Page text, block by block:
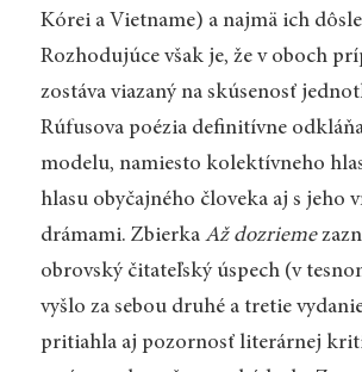
Kórei a Vietname) a najmä ich
Rozhodujúce však je, že v oboch
zostáva viazaný na skúsenosť
Rúfusova poézia definitívne
modelu, namiesto kolektívneho
hlasu obyčajného človeka aj s jeho
drámami. Zbierka Až dozrieme
obrovský čitateľský úspech (v
vyšlo za sebou druhé a tretie
pritiahla aj pozornosť literárnej